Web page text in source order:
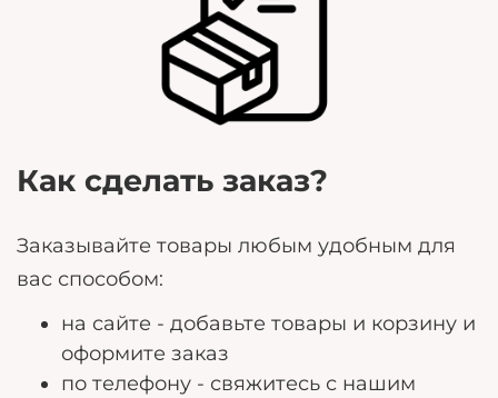
Любые дополнительные пожелания, которые
могут помочь нам лучше удовлетворить ваши
потребности.
Как сделать заказ?
Заказывайте товары любым удобным для
вас способом:
на сайте - добавьте товары и корзину и
оформите заказ
по телефону - свяжитесь с нашим